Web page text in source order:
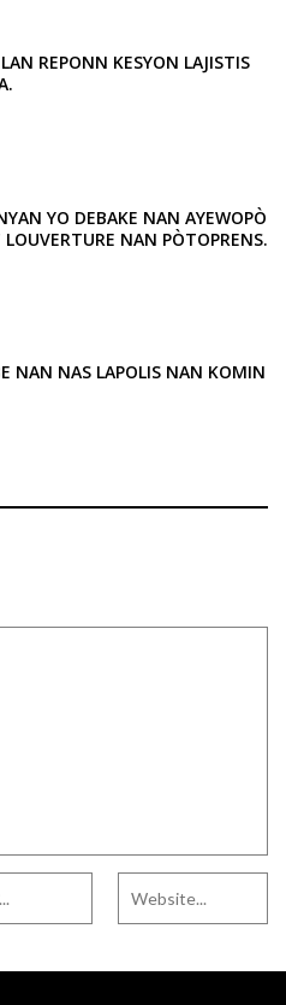
REPONN KESYON LAJISTIS
YO DEBAKE NAN AYEWOPÒ
NAN PÒTOPRENS.
NAN NAS LAPOLIS NAN KOMIN